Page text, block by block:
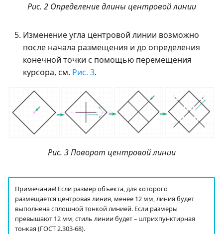
Рис. 2 Определение длины центровой линии
Изменение угла центровой линии возможно
после начала размещения и до определения
конечной точки с помощью перемещения
курсора, см. Рис. 3.
Рис. 3 Поворот центровой линии
Примечание! Если размер объекта, для которого
размещается центровая линия, менее 12 мм, линия будет
выполнена сплошной тонкой линией. Если размеры
превышают 12 мм, стиль линии будет – штрихпунктирная
тонкая (ГОСТ 2.303-68).